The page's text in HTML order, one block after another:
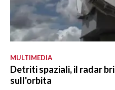
MULTIMEDIA
Detriti spaziali, il radar
sull'orbita